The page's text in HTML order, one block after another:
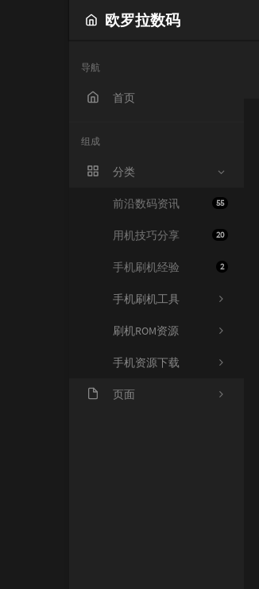
欧罗拉数码
导航
首页
组成
分类
55
前沿数码资讯
20
用机技巧分享
2
手机刷机经验
手机刷机工具
刷机ROM资源
手机资源下载
页面